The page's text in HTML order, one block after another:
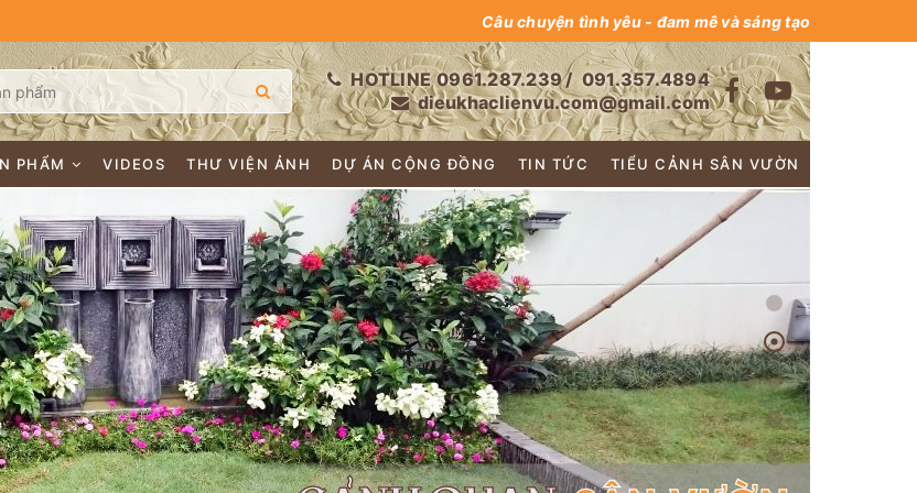
Câu chuyện tình yêu - đam mê và sáng tạo
HOTLINE 0961.287.239/ 091.357.4894
dieukhaclienvu.com@gmail.com
PHẨM VIDEOS THƯ VIỆN ẢNH DỰ ÁN CỘNG ĐỒNG TIN TỨC TIỂU CẢNH SÂN VƯỜN